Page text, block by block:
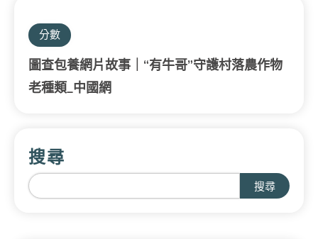
分數
圖查包養網片故事｜“有牛哥”守護村落農作物
老種類_中國網
搜尋
搜尋